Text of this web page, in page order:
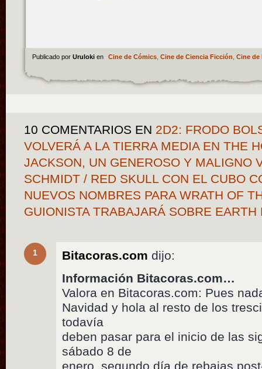
Publicado por Uruloki en Cine de Cómics, Cine de Ciencia Ficción Cine de
10 COMENTARIOS EN 2D2: FRODO
VOLVERÁ A LA TIERRA MEDIA EN THE
JACKSON, UN GENEROSO Y MALIGNO
SCHMIDT / RED SKULL CON EL CUBO
NUEVOS NOMBRES PARA WRATH OF
GUIONISTA TRABAJARÁ SOBRE
1 Bitacoras.com dijo:
Información Bitacoras.com…
Valora en Bitacoras.com: Pues
Navidad y hola al resto de los
todavía
deben pasar para el inicio de las
sábado 8 de
enero, segundo día de rebajas